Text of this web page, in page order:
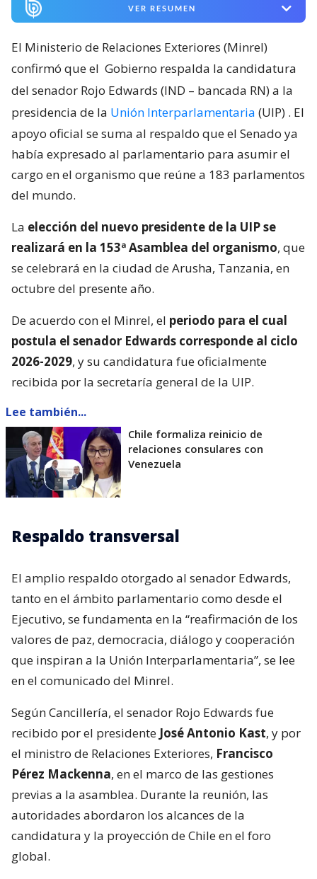
VER RESUMEN
El Ministerio de Relaciones Exteriores (Minrel)
confirmó que el Gobierno respalda la candidatura
del senador Rojo Edwards (IND – bancada RN) a la
presidencia de la Unión Interparlamentaria (UIP) . El
apoyo oficial se suma al respaldo que el Senado ya
había expresado al parlamentario para asumir el
cargo en el organismo que reúne a 183 parlamentos
del mundo.
La elección del nuevo presidente de la UIP se
realizará en la 153ª Asamblea del organismo, que
se celebrará en la ciudad de Arusha, Tanzania, en
octubre del presente año.
De acuerdo con el Minrel, el periodo para el cual
postula el senador Edwards corresponde al ciclo
2026-2029, y su candidatura fue oficialmente
recibida por la secretaría general de la UIP.
Lee también...
Chile formaliza reinicio de
relaciones consulares con
Venezuela
Respaldo transversal
El amplio respaldo otorgado al senador Edwards,
tanto en el ámbito parlamentario como desde el
Ejecutivo, se fundamenta en la “reafirmación de los
valores de paz, democracia, diálogo y cooperación
que inspiran a la Unión Interparlamentaria”, se lee
en el comunicado del Minrel.
Según Cancillería, el senador Rojo Edwards fue
recibido por el presidente José Antonio Kast, y por
el ministro de Relaciones Exteriores, Francisco
Pérez Mackenna, en el marco de las gestiones
previas a la asamblea. Durante la reunión, las
autoridades abordaron los alcances de la
candidatura y la proyección de Chile en el foro
global.